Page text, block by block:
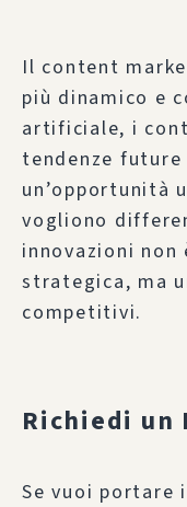
Il content
più dinamico e
artificiale, i
tendenze future
un’opportunità
vogliono
innovazioni non
strategica, ma
competitivi.
Richiedi
Se vuoi portare